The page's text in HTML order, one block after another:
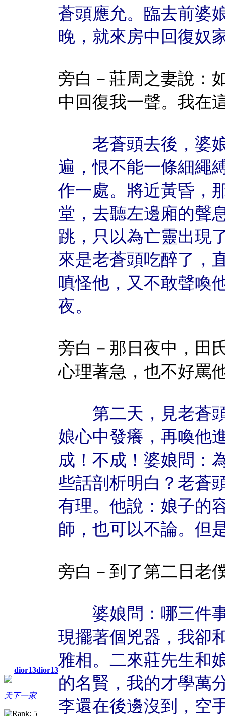
dior13dior13
天下一家
蒼頭應允。臨去前婆
晚，就來房中回復奴
旁白－莊周之妻說：
中回復我一聲。我在
老蒼頭去後，婆娘
遍，恨不能一條細繩
作一處。將近黃昏，
堂，去聽左邊廂的聲
跳，只以為亡靈出現
來是老蒼頭吃醉了，
嗔怪他，又不敢聲喚
夜。
旁白－那日夜中，田
心理著急，也不好罵
第二天，見老蒼頭
娘心中發癢，再喚他
成！不成！婆娘問：
些話剖析明白？老蒼
有理。他說：娘子的
師，也可以不論。但
旁白－到了第二日老
婆娘問：哪三件事
現擺著個兇器，我卻
雅相。二來莊先生和
的名賢，我的才學萬
李還在後邊沒到，空